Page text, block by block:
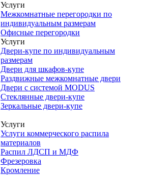
Услуги
Межкомнатные перегородки по
индивидуальным размерам
Офисные перегородки
Услуги
Двери-купе по индивидуальным
размерам
Двери для шкафов-купе
Раздвижные межкомнатные двери
Двери с системой MODUS
Стеклянные двери-купе
Зеркальные двери-купе
Услуги
Услуги коммерческого распила
материалов
Распил ЛДСП и МДФ
Фрезеровка
Кромление